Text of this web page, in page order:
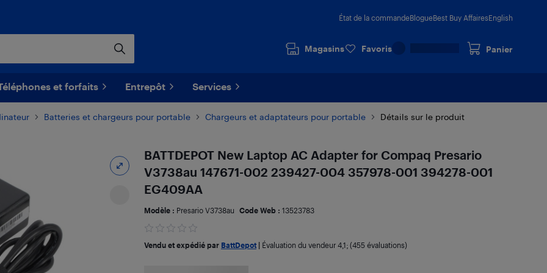
État de la commandeBlogueBest Buy AffairesEnglish
Magasins Favoris Panier
et forfaits Entrepôt Services
​Batteries et chargeurs pour portable Chargeurs et adaptateurs pour portable Détails sur le produit
BATTDEPOT New Laptop AC Adapter for Compaq Presario
V3738au 147671-002 239427-004 357978-001 394278-001
EG409AA
Modèle : Presario V3738au Code Web : 13523783
Vendu et expédié par BattDepot| Évaluation du vendeur 4,1; (455 évaluations)